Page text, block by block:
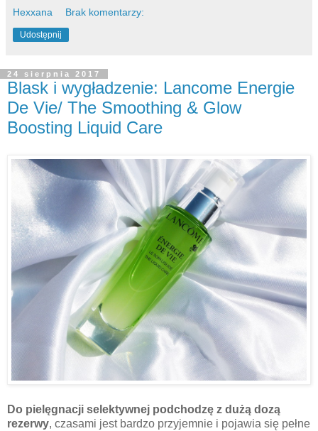
Hexxana Brak komentarzy:
Udostępnij
24 sierpnia 2017
Blask i wygładzenie: Lancome Energie
De Vie/ The Smoothing & Glow
Boosting Liquid Care
Do pielęgnacji selektywnej podchodzę z dużą dozą
rezerwy, czasami jest bardzo przyjemnie i pojawia się pełne